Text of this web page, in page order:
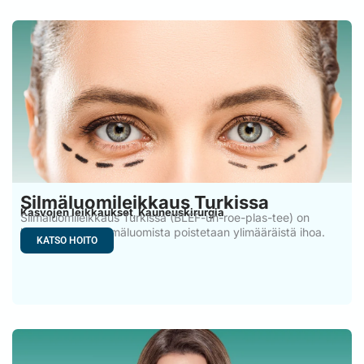
Silmäluomileikkaus Turkissa
Kasvojen leikkaukset,Kauneuskirurgia
Silmäluomileikkaus Turkissa (BLEF-uh-roe-plas-tee) on
leikkaus, jossa silmäluomista poistetaan ylimääräistä ihoa.
KATSO HOITO